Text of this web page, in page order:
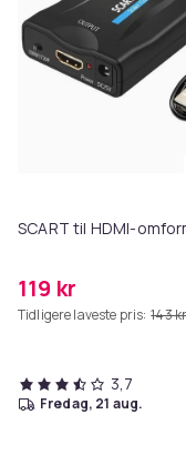
SCART til HDMI-
119 kr
Tidligere laveste pris: 143
3,7
fredag, 21 aug.